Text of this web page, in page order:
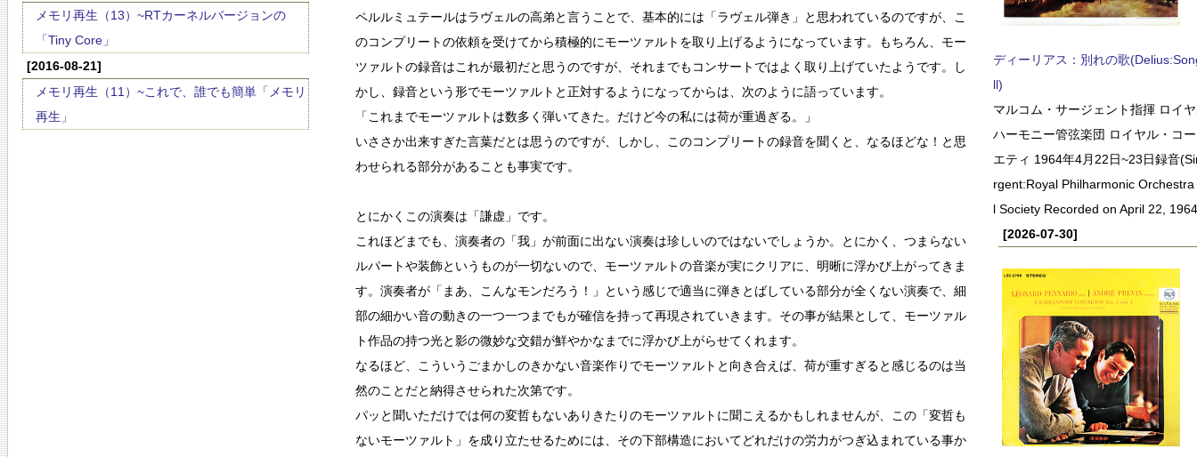
メモリ再生（13）~RTカーネルバージョンの
「Tiny Core」
[2016-08-21]
メモリ再生（11）~これで、誰でも簡単「メモリ
再生」
ペルルミュテールはラヴェルの高弟と言うことで、基本的には「ラヴェル弾き」と思われているのですが、こ
のコンプリートの依頼を受けてから積極的にモーツァルトを取り上げるようになっています。もちろん、モー
ツァルトの録音はこれが最初だと思うのですが、それまでもコンサートではよく取り上げていたようです。し
かし、録音という形でモーツァルトと正対するようになってからは、次のように語っています。
「これまでモーツァルトは数多く弾いてきた。だけど今の私には荷が重過ぎる。」
いささか出来すぎた言葉だとは思うのですが、しかし、このコンプリートの録音を聞くと、なるほどな！と思
わせられる部分があることも事実です。
とにかくこの演奏は「謙虚」です。
これほどまでも、演奏者の「我」が前面に出ない演奏は珍しいのではないでしょうか。とにかく、つまらない
ルパートや装飾というものが一切ないので、モーツァルトの音楽が実にクリアに、明晰に浮かび上がってきま
す。演奏者が「まあ、こんなモンだろう！」という感じで適当に弾きとばしている部分が全くない演奏で、細
部の細かい音の動きの一つ一つまでもが確信を持って再現されていきます。その事が結果として、モーツァル
ト作品の持つ光と影の微妙な交錯が鮮やかなまでに浮かび上がらせてくれます。
なるほど、こういうごまかしのきかない音楽作りでモーツァルトと向き合えば、荷が重すぎると感じるのは当
然のことだと納得させられた次第です。
パッと聞いただけでは何の変哲もないありきたりのモーツァルトに聞こえるかもしれませんが、この「変哲も
ないモーツァルト」を成り立たせるためには、その下部構造においてどれだけの労力がつぎ込まれている事か
ディーリアス：別れの歌
ll)
マルコム・サージェント指揮 ロイ
ハーモニー管弦楽団 ロイヤル・コ
エティ 1964年4月22日~23日録音
rgent:Royal Philharmonic
l Society Recorded on April 22,
[2026-07-30]